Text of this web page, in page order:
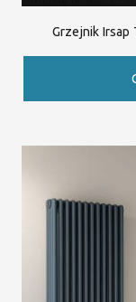
Grzejnik Irsap